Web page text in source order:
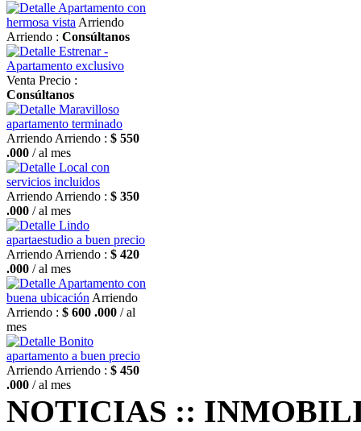
Apartamento con
hermosa vista Arriendo
Arriendo : Consúltanos
Estrenar -
Apartamento exclusivo
Venta Precio :
Consúltanos
Maravilloso
apartamento terminado
Arriendo Arriendo : $ 550
.000 / al mes
Local con
servicios incluidos
Arriendo Arriendo : $ 350
.000 / al mes
Lindo
apartaestudio a buen precio
Arriendo Arriendo : $ 420
.000 / al mes
Apartamento con
buena ubicación Arriendo
Arriendo : $ 600 .000 / al
mes
Bonito
apartamento a buen precio
Arriendo Arriendo : $ 450
.000 / al mes
NOTICIAS ::